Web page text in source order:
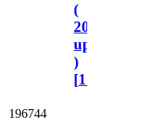
(
2023.11.1
update
)
[110
196744